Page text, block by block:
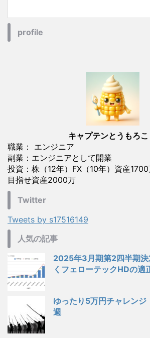
profile
キャプテンとうもろこ
職業： エンジニア
副業：エンジニアとして開業
投資：株（12年）FX（10年）資産
目指せ資産2000万
Twitter
Tweets by s17516149
人気の記事
2025年3月期第2四半期
くフェローテックHDの適
ゆったり5万円チャレン
週